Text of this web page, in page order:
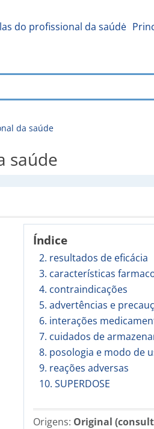
do profissional da saúdė
da saúde
saúde
Índice
2. resultados de eficácia
3. características
4. contraindicações
5. advertências e
6. interações
7. cuidados de
8. posologia e modo de
9. reações adversas
10. SUPERDOSE
Origens: Original